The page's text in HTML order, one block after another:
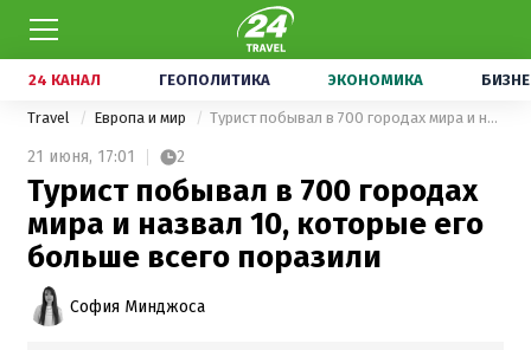
24 КАНАЛ ГЕОПОЛИТИКА ЭКОНОМИКА
Travel Европа и мир Турист побывал в 700 городах мира и назвал 10, которые его больше всего поразили
21 июня, 17:01 2
Турист побывал в 700 городах
мира и назвал 10, которые его
больше всего поразили
София Минджоса